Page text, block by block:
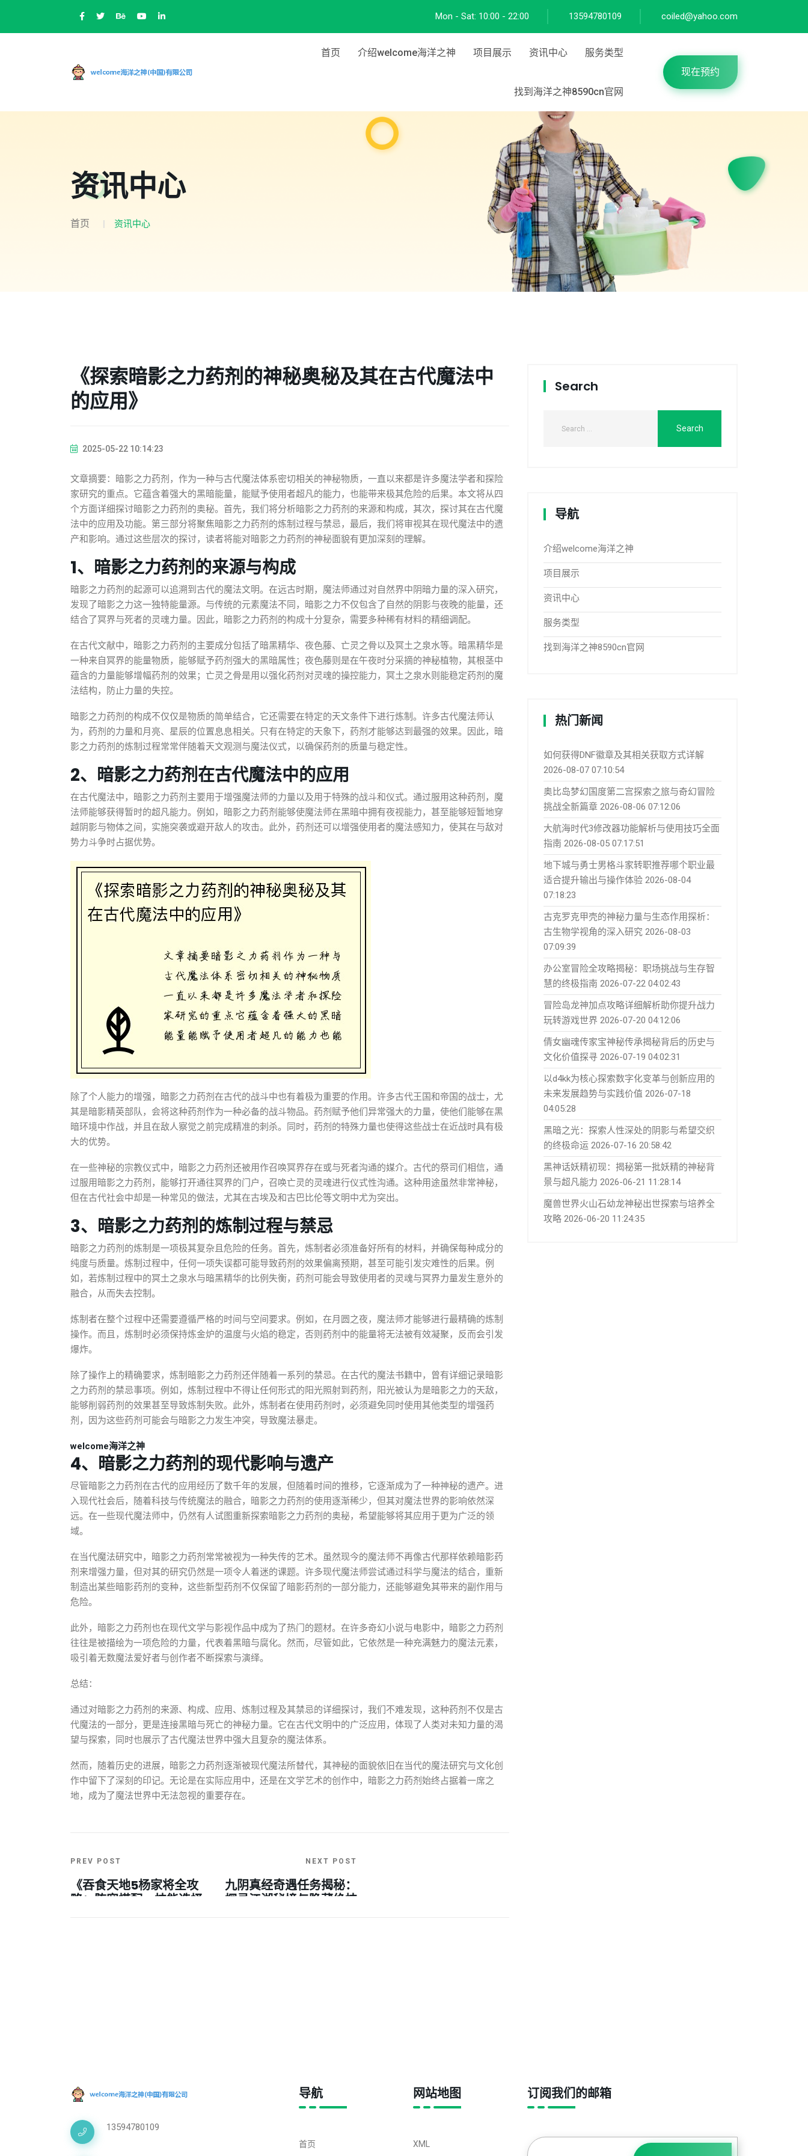
Mon - Sat: 10:00 - 22:00 13594780109 coiled@yahoo.com
首页 介绍welcome海洋之神 项目展示 资讯中心 服务类型
找到海洋之神8590cn官网
现在预约
资讯中心
首页 资讯中心
《探索暗影之力药剂的神秘奥秘及其在古代魔法中
的应用》
2025-05-22 10:14:23
文章摘要：暗影之力药剂，作为一种与古代魔法体系密切相关的神秘物质，一直以来都是许多魔法学者和探险
家研究的重点。它蕴含着强大的黑暗能量，能赋予使用者超凡的能力，也能带来极其危险的后果。本文将从四
个方面详细探讨暗影之力药剂的奥秘。首先，我们将分析暗影之力药剂的来源和构成，其次，探讨其在古代魔
法中的应用及功能。第三部分将聚焦暗影之力药剂的炼制过程与禁忌，最后，我们将审视其在现代魔法中的遗
产和影响。通过这些层次的探讨，读者将能对暗影之力药剂的神秘面貌有更加深刻的理解。
1、暗影之力药剂的来源与构成
暗影之力药剂的起源可以追溯到古代的魔法文明。在远古时期，魔法师通过对自然界中阴暗力量的深入研究，
发现了暗影之力这一独特能量源。与传统的元素魔法不同，暗影之力不仅包含了自然的阴影与夜晚的能量，还
结合了冥界与死者的灵魂力量。因此，暗影之力药剂的构成十分复杂，需要多种稀有材料的精细调配。
在古代文献中，暗影之力药剂的主要成分包括了暗黑精华、夜色藤、亡灵之骨以及冥土之泉水等。暗黑精华是
一种来自冥界的能量物质，能够赋予药剂强大的黑暗属性；夜色藤则是在午夜时分采摘的神秘植物，其根茎中
蕴含的力量能够增幅药剂的效果；亡灵之骨是用以强化药剂对灵魂的操控能力，冥土之泉水则能稳定药剂的魔
法结构，防止力量的失控。
暗影之力药剂的构成不仅仅是物质的简单结合，它还需要在特定的天文条件下进行炼制。许多古代魔法师认
为，药剂的力量和月亮、星辰的位置息息相关。只有在特定的天象下，药剂才能够达到最强的效果。因此，暗
影之力药剂的炼制过程常常伴随着天文观测与魔法仪式，以确保药剂的质量与稳定性。
2、暗影之力药剂在古代魔法中的应用
在古代魔法中，暗影之力药剂主要用于增强魔法师的力量以及用于特殊的战斗和仪式。通过服用这种药剂，魔
法师能够获得暂时的超凡能力。例如，暗影之力药剂能够使魔法师在黑暗中拥有夜视能力，甚至能够短暂地穿
越阴影与物体之间，实施突袭或避开敌人的攻击。此外，药剂还可以增强使用者的魔法感知力，使其在与敌对
势力斗争时占据优势。
除了个人能力的增强，暗影之力药剂在古代的战斗中也有着极为重要的作用。许多古代王国和帝国的战士，尤
其是暗影精英部队，会将这种药剂作为一种必备的战斗物品。药剂赋予他们异常强大的力量，使他们能够在黑
暗环境中作战，并且在敌人察觉之前完成精准的刺杀。同时，药剂的特殊力量也使得这些战士在近战时具有极
大的优势。
在一些神秘的宗教仪式中，暗影之力药剂还被用作召唤冥界存在或与死者沟通的媒介。古代的祭司们相信，通
过服用暗影之力药剂，能够打开通往冥界的门户，召唤亡灵的灵魂进行仪式性沟通。这种用途虽然非常神秘，
但在古代社会中却是一种常见的做法，尤其在古埃及和古巴比伦等文明中尤为突出。
3、暗影之力药剂的炼制过程与禁忌
暗影之力药剂的炼制是一项极其复杂且危险的任务。首先，炼制者必须准备好所有的材料，并确保每种成分的
纯度与质量。炼制过程中，任何一项失误都可能导致药剂的效果偏离预期，甚至可能引发灾难性的后果。例
如，若炼制过程中的冥土之泉水与暗黑精华的比例失衡，药剂可能会导致使用者的灵魂与冥界力量发生意外的
融合，从而失去控制。
炼制者在整个过程中还需要遵循严格的时间与空间要求。例如，在月圆之夜，魔法师才能够进行最精确的炼制
操作。而且，炼制时必须保持炼金炉的温度与火焰的稳定，否则药剂中的能量将无法被有效凝聚，反而会引发
爆炸。
除了操作上的精确要求，炼制暗影之力药剂还伴随着一系列的禁忌。在古代的魔法书籍中，曾有详细记录暗影
之力药剂的禁忌事项。例如，炼制过程中不得让任何形式的阳光照射到药剂，阳光被认为是暗影之力的天敌，
能够削弱药剂的效果甚至导致炼制失败。此外，炼制者在使用药剂时，必须避免同时使用其他类型的增强药
剂，因为这些药剂可能会与暗影之力发生冲突，导致魔法暴走。
welcome海洋之神
4、暗影之力药剂的现代影响与遗产
尽管暗影之力药剂在古代的应用经历了数千年的发展，但随着时间的推移，它逐渐成为了一种神秘的遗产。进
入现代社会后，随着科技与传统魔法的融合，暗影之力药剂的使用逐渐稀少，但其对魔法世界的影响依然深
远。在一些现代魔法师中，仍然有人试图重新探索暗影之力药剂的奥秘，希望能够将其应用于更为广泛的领
域。
在当代魔法研究中，暗影之力药剂常常被视为一种失传的艺术。虽然现今的魔法师不再像古代那样依赖暗影药
剂来增强力量，但对其的研究仍然是一项令人着迷的课题。许多现代魔法师尝试通过科学与魔法的结合，重新
制造出某些暗影药剂的变种，这些新型药剂不仅保留了暗影药剂的一部分能力，还能够避免其带来的副作用与
危险。
此外，暗影之力药剂也在现代文学与影视作品中成为了热门的题材。在许多奇幻小说与电影中，暗影之力药剂
往往是被描绘为一项危险的力量，代表着黑暗与腐化。然而，尽管如此，它依然是一种充满魅力的魔法元素，
吸引着无数魔法爱好者与创作者不断探索与演绎。
总结：
通过对暗影之力药剂的来源、构成、应用、炼制过程及其禁忌的详细探讨，我们不难发现，这种药剂不仅是古
代魔法的一部分，更是连接黑暗与死亡的神秘力量。它在古代文明中的广泛应用，体现了人类对未知力量的渴
望与探索，同时也展示了古代魔法世界中强大且复杂的魔法体系。
然而，随着历史的进展，暗影之力药剂逐渐被现代魔法所替代，其神秘的面貌依旧在当代的魔法研究与文化创
作中留下了深刻的印记。无论是在实际应用中，还是在文学艺术的创作中，暗影之力药剂始终占据着一席之
地，成为了魔法世界中无法忽视的重要存在。
PREV POST
《吞食天地5杨家将全攻
略：阵容搭配、技能选择
NEXT POST
九阴真经奇遇任务揭秘：
探寻江湖秘境与隐藏绝技
Search
导航
介绍welcome海洋之神
项目展示
资讯中心
服务类型
找到海洋之神8590cn官网
热门新闻
如何获得DNF徽章及其相关获取方式详解
2026-08-07 07:10:54
奥比岛梦幻国度第二宫探索之旅与奇幻冒险
挑战全新篇章 2026-08-06 07:12:06
大航海时代3修改器功能解析与使用技巧全面
指南 2026-08-05 07:17:51
地下城与勇士男格斗家转职推荐哪个职业最
适合提升输出与操作体验 2026-08-04
07:18:23
古克罗克甲壳的神秘力量与生态作用探析：
古生物学视角的深入研究 2026-08-03
07:09:39
办公室冒险全攻略揭秘：职场挑战与生存智
慧的终极指南 2026-07-22 04:02:43
冒险岛龙神加点攻略详细解析助你提升战力
玩转游戏世界 2026-07-20 04:12:06
倩女幽魂传家宝神秘传承揭秘背后的历史与
文化价值探寻 2026-07-19 04:02:31
以d4kk为核心探索数字化变革与创新应用的
未来发展趋势与实践价值 2026-07-18
04:05:28
黑暗之光：探索人性深处的阴影与希望交织
的终极命运 2026-07-16 20:58:42
黑神话妖精初现：揭秘第一批妖精的神秘背
景与超凡能力 2026-06-21 11:28:14
魔兽世界火山石幼龙神秘出世探索与培养全
攻略 2026-06-20 11:24:35
13594780109
导航
首页
网站地图
XML
订阅我们的邮箱